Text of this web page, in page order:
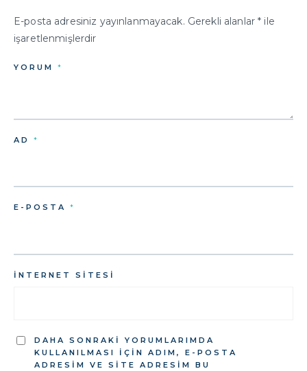
E-posta adresiniz yayınlanmayacak. Gerekli alanlar* ile
işaretlenmişlerdir
YORUM *
AD *
E-POSTA *
İNTERNET SITESI
DAHA SONRAKI YORUMLARIMDA
KULLANILMASI IÇIN ADIM, E-POSTA
ADRESIM VE SITE ADRESIM BU